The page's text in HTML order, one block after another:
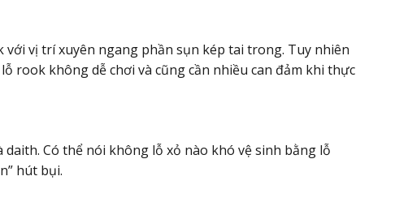
với vị trí xuyên ngang phần sụn kép tai trong. Tuy nhiên
rook không dễ chơi và cũng cần nhiều can đảm khi thực
Có thể nói không lỗ xỏ nào khó vệ sinh bằng lỗ
hút bụi.